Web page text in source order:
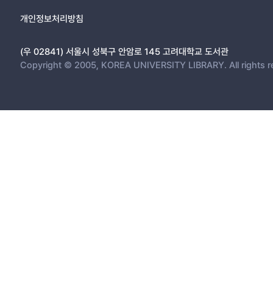
개인정보처리방침
(우 02841) 서울시 성북구 안암로 145 고려대학교 도서관
Copyright © 2005, KOREA UNIVERSITY LIBRARY. All rights